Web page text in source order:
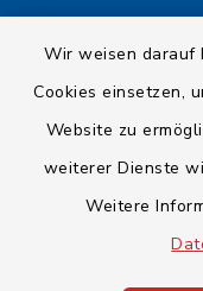
Wir weisen darauf
Cookies einsetzen,
Website zu
weiterer Dienste
Weitere